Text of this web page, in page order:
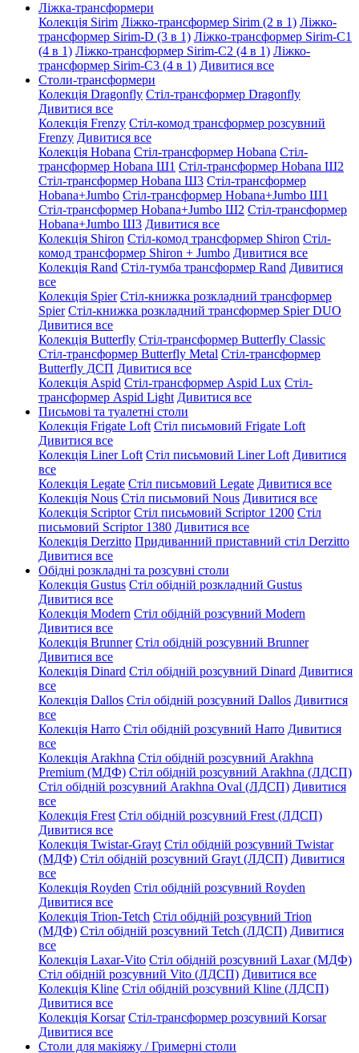
Ліжка-трансформери
Колекція Sirim Ліжко-трансформер Sirim (2 в 1) Ліжко-
трансформер Sirim-D (3 в 1) Ліжко-трансформер Sirim-C1
(4 в 1) Ліжко-трансформер Sirim-C2 (4 в 1) Ліжко-
трансформер Sirim-C3 (4 в 1) Дивитися все
Столи-трансформери
Колекція Dragonfly Стіл-трансформер Dragonfly
Дивитися все
Колекція Frenzy Стіл-комод трансформер розсувний
Frenzy Дивитися все
Колекція Hobana Стіл-трансформер Hobana Стіл-
трансформер Hobana Ш1 Стіл-трансформер Hobana Ш2
Стіл-трансформер Hobana Ш3 Стіл-трансформер
Hobana+Jumbo Стіл-трансформер Hobana+Jumbo Ш1
Стіл-трансформер Hobana+Jumbo Ш2 Стіл-трансформер
Hobana+Jumbo Ш3 Дивитися все
Колекція Shiron Стіл-комод трансформер Shiron Стіл-
комод трансформер Shiron + Jumbo Дивитися все
Колекція Rand Стіл-тумба трансформер Rand Дивитися
все
Колекція Spier Стіл-книжка розкладний трансформер
Spier Стіл-книжка розкладний трансформер Spier DUO
Дивитися все
Колекція Butterfly Стіл-трансформер Butterfly Classic
Стіл-трансформер Butterfly Metal Стіл-трансформер
Butterfly ДСП Дивитися все
Колекція Aspid Стіл-трансформер Aspid Lux Стіл-
трансформер Aspid Light Дивитися все
Письмові та туалетні столи
Колекція Frigate Loft Стіл письмовий Frigate Loft
Дивитися все
Колекція Liner Loft Стіл письмовий Liner Loft Дивитися
все
Колекція Legate Стіл письмовий Legate Дивитися все
Колекція Nous Стіл письмовий Nous Дивитися все
Колекція Scriptor Стіл письмовий Scriptor 1200 Стіл
письмовий Scriptor 1380 Дивитися все
Колекція Derzitto Придиванний приставний стіл Derzitto
Дивитися все
Обідні розкладні та розсувні столи
Колекція Gustus Стіл обідній розкладний Gustus
Дивитися все
Колекція Modern Стіл обідній розсувний Modern
Дивитися все
Колекція Brunner Стіл обідній розсувний Brunner
Дивитися все
Колекція Dinard Стіл обідній розсувний Dinard Дивитися
все
Колекція Dallos Стіл обідній розсувний Dallos Дивитися
все
Колекція Harro Стіл обідній розсувний Harro Дивитися
все
Колекція Arakhna Стіл обідній розсувний Arakhna
Premium (МДФ) Стіл обідній розсувний Arakhna (ЛДСП)
Стіл обідній розсувний Arakhna Oval (ЛДСП) Дивитися
все
Колекція Frest Стіл обідній розсувний Frest (ЛДСП)
Дивитися все
Колекція Twistar-Grayt Стіл обідній розсувний Twistar
(МДФ) Стіл обідній розсувний Grayt (ЛДСП) Дивитися
все
Колекція Royden Стіл обідній розсувний Royden
Дивитися все
Колекція Trion-Tetch Стіл обідній розсувний Trion
(МДФ) Стіл обідній розсувний Tetch (ЛДСП) Дивитися
все
Колекція Laxar-Vito Стіл обідній розсувний Laxar (МДФ)
Стіл обідній розсувний Vito (ЛДСП) Дивитися все
Колекція Kline Стіл обідній розсувний Kline (ЛДСП)
Дивитися все
Колекція Korsar Стіл-трансформер розсувний Korsar
Дивитися все
Столи для макіяжу / Гримерні столи